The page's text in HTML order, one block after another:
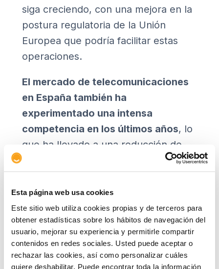
Esta página web usa cookies
Este sitio web utiliza cookies propias y de terceros para
obtener estadísticas sobre los hábitos de navegación del
usuario, mejorar su experiencia y permitirle compartir
contenidos en redes sociales. Usted puede aceptar o
rechazar las cookies, así como personalizar cuáles
quiere deshabilitar. Puede encontrar toda la información
siga creciendo, con una mejora en la
postura regulatoria de la Unión
Europea que podría facilitar estas
operaciones.
El mercado de telecomunicaciones
en España también ha
experimentado una intensa
competencia en los últimos años, lo
que ha llevado a una reducción de
las tarifas y de los márgenes del
negocio.Esta situación ha
promovido una diversificación en
los modelos de negocio de las
operadoras, incluyendo servicios
audiovisuales y tecnológicos, que ha
tenido un impacto significativo en su